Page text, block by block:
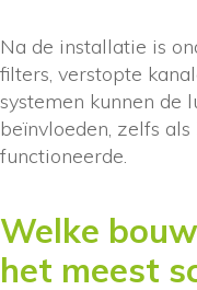
Na de installatie is
filters, verstopte
systemen kunnen de
beïnvloeden, zelfs
functioneerde.
Welke
het meest